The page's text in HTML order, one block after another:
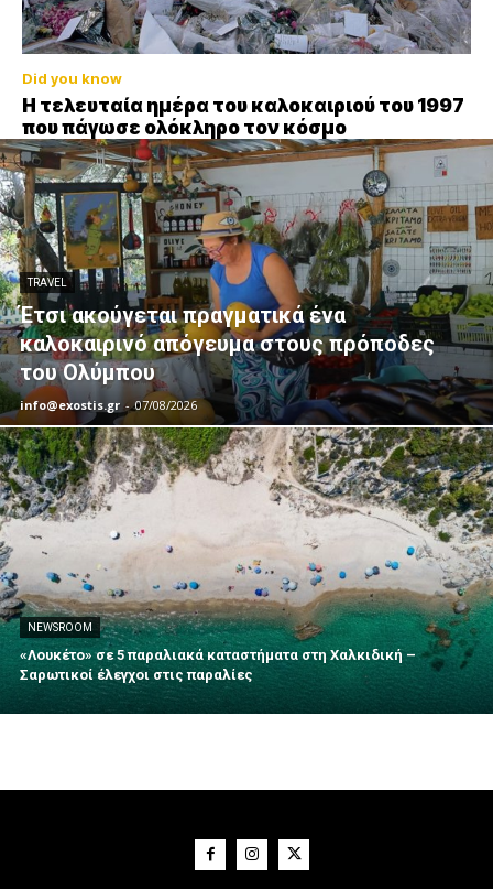
Did you know
Η τελευταία ημέρα του καλοκαιριού του 1997
που πάγωσε ολόκληρο τον κόσμο
TRAVEL
Έτσι ακούγεται πραγματικά ένα
καλοκαιρινό απόγευμα στους πρόποδες
του Ολύμπου
info@exostis.gr - 07/08/2026
NEWSROOM
«Λουκέτο» σε 5 παραλιακά καταστήματα στη Χαλκιδική –
Σαρωτικοί έλεγχοι στις παραλίες